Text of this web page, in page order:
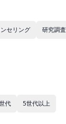
セリング 研究調査
代 5世代以上